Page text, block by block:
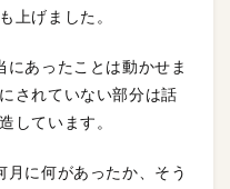
上げました。
あったことは動かせま
されていない部分は話
しています。
に何があったか、そう